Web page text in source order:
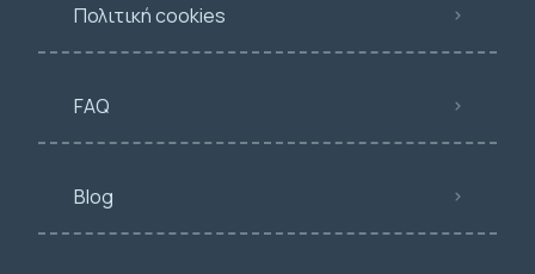
Πολιτική cookies
FAQ
Blog